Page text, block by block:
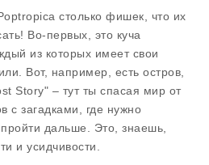
столько фишек, что их
Во-первых, это куча
из которых имеет свои
Вот, например, есть остров,
Story" – тут ты спасая мир от
с загадками, где нужно
дальше. Это, знаешь,
и усидчивости.